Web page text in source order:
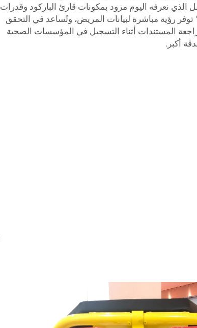
الذي نعرفه اليوم مزود بمكونات قارئ الباركود وقدرات
توفر رؤية مباشرة لبيانات المريض، وتُساعد في التحقق
المستندات أثناء التسجيل في المؤسسات الصحية
أكبر.